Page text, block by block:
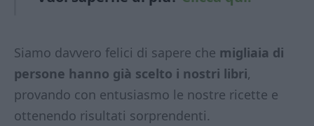
Siamo davvero felici di sapere che migliaia di
persone hanno già scelto i nostri libri,
provando con entusiasmo le nostre ricette e
ottenendo risultati sorprendenti.